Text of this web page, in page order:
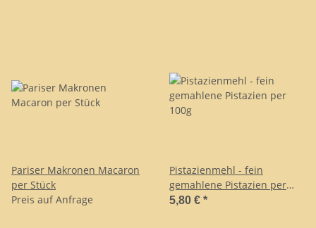
Pariser Makronen Macaron
per Stück
Preis auf Anfrage
Pistazienmehl - fein
gemahlene Pistazien per
100g
5,80 € *